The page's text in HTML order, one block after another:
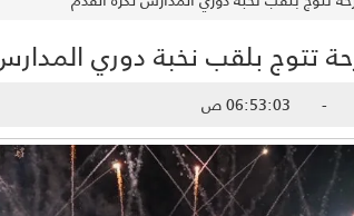
تتوج بلقب نخبة دوري